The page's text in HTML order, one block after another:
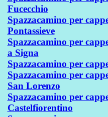
Fucecchio
Spazzacamino per
Pontassieve
Spazzacamino per
a Signa
Spazzacamino per
Spazzacamino per
San Lorenzo
Spazzacamino per
Castelfiorentino